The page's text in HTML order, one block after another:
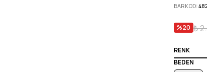
BARKOD:
%20 ₺
RENK
BEDEN